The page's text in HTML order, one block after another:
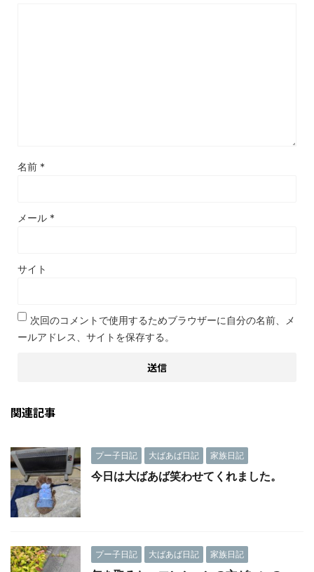
名前 *
メール *
サイト
次回のコメントで使用するためブラウザーに自分の名前、メ
ールアドレス、サイトを保存する。
関連記事
プー子日記 大ばあば日記 家族日記
今日は大ばあば笑わせてくれました。
プー子日記 大ばあば日記 家族日記